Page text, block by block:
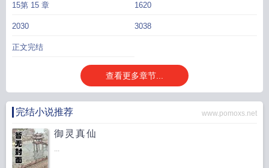
15第 15 章 1620
2030 3038
正文完结
查看更多章节...
完结小说推荐 www.pomoxs.net
御灵真仙
...